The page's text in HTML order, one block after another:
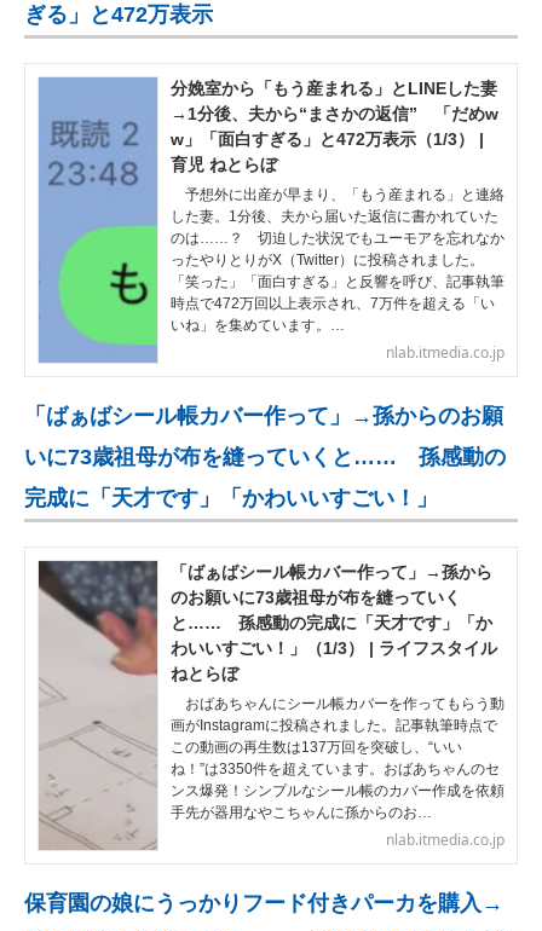
ぎる」と472万表示
分娩室から「もう産まれる」とLINEした妻
→1分後、夫から“まさかの返信” 「だめw
w」「面白すぎる」と472万表示（1/3） |
育児 ねとらぼ
予想外に出産が早まり、「もう産まれる」と連絡
した妻。1分後、夫から届いた返信に書かれていた
のは……？ 切迫した状況でもユーモアを忘れなか
ったやりとりがX（Twitter）に投稿されました。
「笑った」「面白すぎる」と反響を呼び、記事執筆
時点で472万回以上表示され、7万件を超える「い
いね」を集めています。…
nlab.itmedia.co.jp
「ばぁばシール帳カバー作って」→孫からのお願
いに73歳祖母が布を縫っていくと…… 孫感動の
完成に「天才です」「かわいいすごい！」
「ばぁばシール帳カバー作って」→孫から
のお願いに73歳祖母が布を縫っていく
と…… 孫感動の完成に「天才です」「か
わいいすごい！」（1/3） | ライフスタイル
ねとらぼ
おばあちゃんにシール帳カバーを作ってもらう動
画がInstagramに投稿されました。記事執筆時点で
この動画の再生数は137万回を突破し、“いい
ね！”は3350件を超えています。おばあちゃんのセ
ンス爆発！シンプルなシール帳のカバー作成を依頼
手先が器用なやこちゃんに孫からのお…
nlab.itmedia.co.jp
保育園の娘にうっかりフード付きパーカを購入→